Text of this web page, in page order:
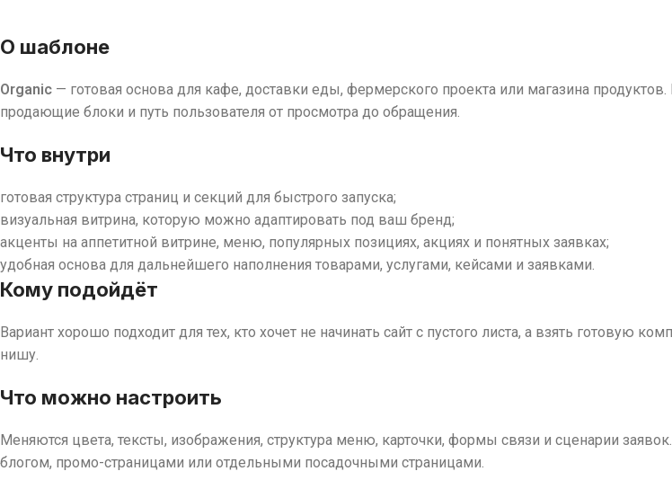
О шаблоне
Organic — готовая основа для кафе, доставки еды, фермерского проекта или магазина
продающие блоки и путь пользователя от просмотра до обращения.
Что внутри
готовая структура страниц и секций для быстрого запуска;
визуальная витрина, которую можно адаптировать под ваш бренд;
акценты на аппетитной витрине, меню, популярных позициях, акциях и понятных заявках;
удобная основа для дальнейшего наполнения товарами, услугами, кейсами и заявками.
Кому подойдёт
Вариант хорошо подходит для тех, кто хочет не начинать сайт с пустого листа, а взять готовую
нишу.
Что можно настроить
Меняются цвета, тексты, изображения, структура меню, карточки, формы связи и сценарии
блогом, промо-страницами или отдельными посадочными страницами.